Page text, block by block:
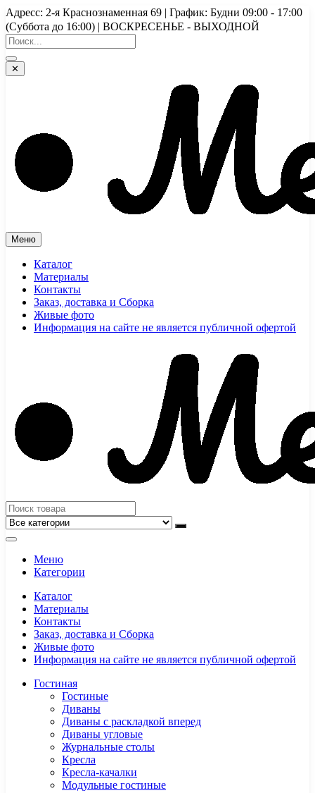
Перейти
к
содержимому
Адресс: 2-я Краснознаменная 69 | График: Будни 09:00 - 17:00
(Суббота до 16:00) | ВОСКРЕСЕНЬЕ - ВЫХОДНОЙ
✕
Меню
Каталог
Материалы
Контакты
Заказ, доставка и Сборка
Живые фото
Информация на сайте не является публичной офертой
Меню
Категории
Каталог
Материалы
Контакты
Заказ, доставка и Сборка
Живые фото
Информация на сайте не является публичной офертой
Гостиная
Гостиные
Диваны
Диваны с раскладкой вперед
Диваны угловые
Журнальные столы
Кресла
Кресла-качалки
Модульные гостиные